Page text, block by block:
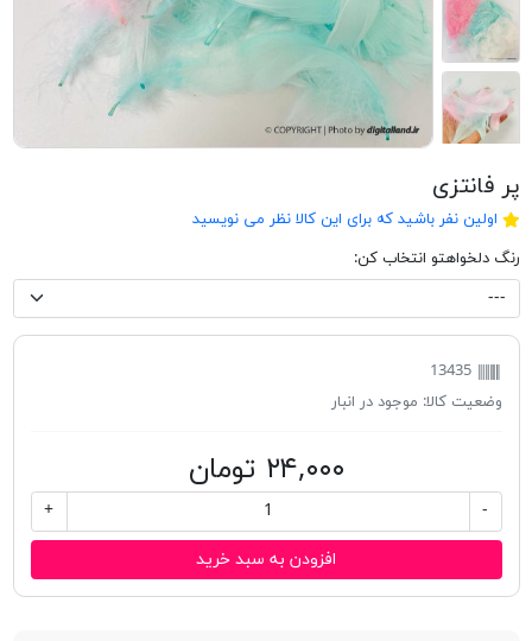
پر فانتزی
اولین نفر باشید که برای این کالا نظر می نویسید
رنگ دلخواهتو انتخاب کن:
13435
وضعیت کالا: موجود در انبار
۲۴,۰۰۰ تومان
-
+
افزودن به سبد خرید